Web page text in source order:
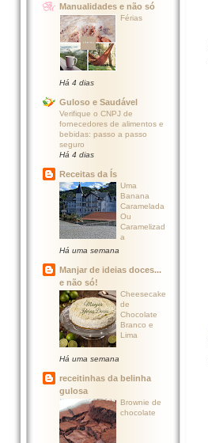
Manualidades e não só
Férias
Há 4 dias
Guloso e Saudável
Verifique o CNPJ de
fornecedores de alimentos e
bebidas: passo a passo
seguro
Há 4 dias
Receitas da Ís
Uma
Banana
Caramelada
Ou
Caramelizad
a
Há uma semana
Manjar de ideias doces...
e não só!
Cheesecake
de
Chocolate
Branco e
Lima
Há uma semana
receitinhas da belinha
gulosa
Brownie de
chocolate